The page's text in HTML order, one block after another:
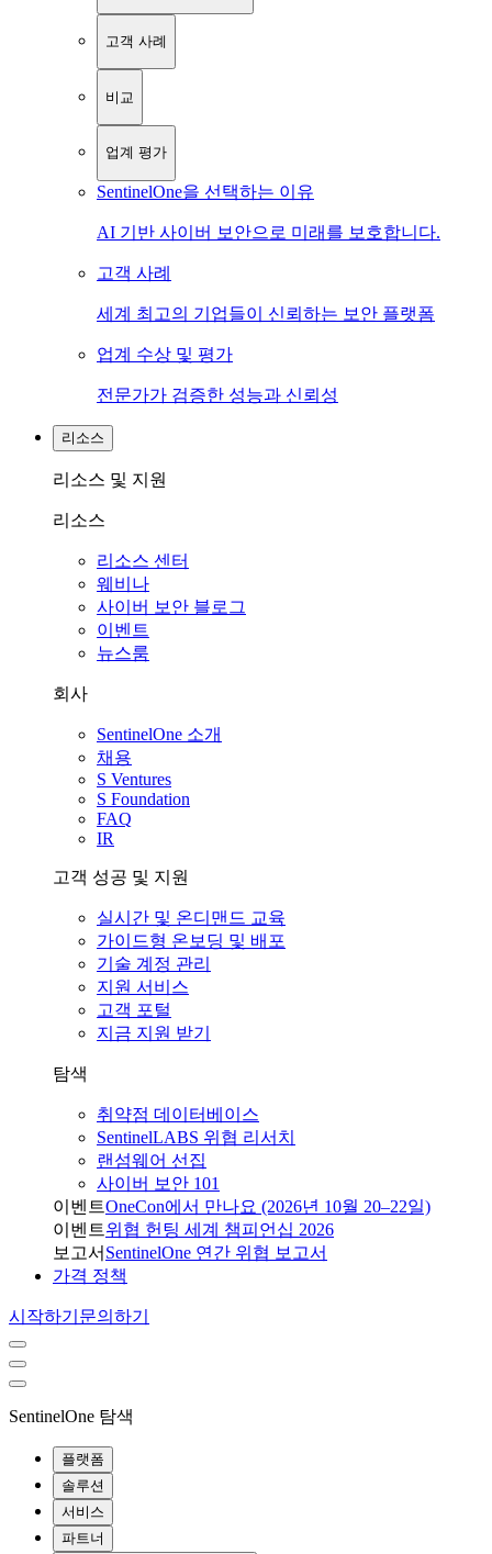
고객 사례
비교
업계 평가
SentinelOne을 선택하는 이유
AI 기반 사이버 보안으로 미래를 보호합니다.
고객 사례
세계 최고의 기업들이 신뢰하는 보안 플랫폼
업계 수상 및 평가
전문가가 검증한 성능과 신뢰성
리소스
리소스 및 지원
리소스
리소스 센터
웨비나
사이버 보안 블로그
이벤트
뉴스룸
회사
SentinelOne 소개
채용
S Ventures
S Foundation
FAQ
IR
고객 성공 및 지원
실시간 및 온디맨드 교육
가이드형 온보딩 및 배포
기술 계정 관리
지원 서비스
고객 포털
지금 지원 받기
탐색
취약점 데이터베이스
SentinelLABS 위협 리서치
랜섬웨어 선집
사이버 보안 101
이벤트OneCon에서 만나요 (2026년 10월 20–22일)
이벤트위협 헌팅 세계 챔피언십 2026
보고서 SentinelOne 연간 위협 보고서
가격 정책
시작하기 문의하기
SentinelOne 탐색
플랫폼
솔루션
서비스
파트너